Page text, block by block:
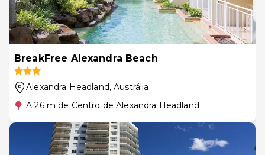
BreakFree Alexandra Beach
Alexandra Headland, Austrália
A 26 m de Centro de Alexandra Headland